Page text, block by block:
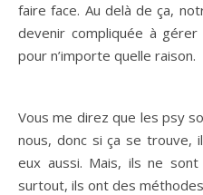
faire face. Au delà de ça,
devenir compliquée à
pour n’importe quelle raison.
Vous me direz que les psy
nous, donc si ça se trouve,
eux aussi. Mais, ils ne
surtout, ils ont des